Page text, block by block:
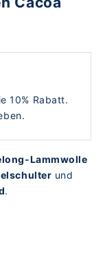
10% Rabatt.
Lammwolle
und
.